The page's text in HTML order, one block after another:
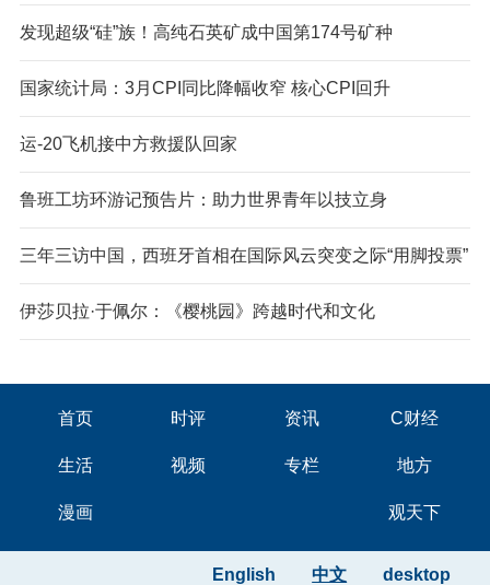
发现超级“硅”族！高纯石英矿成中国第174号矿种
国家统计局：3月CPI同比降幅收窄 核心CPI回升
运-20飞机接中方救援队回家
鲁班工坊环游记预告片：助力世界青年以技立身
三年三访中国，西班牙首相在国际风云突变之际“用脚投票”
伊莎贝拉·于佩尔：《樱桃园》跨越时代和文化
首页 时评 资讯 C财经
生活 视频 专栏 地方
漫画 观天下
desktop
中文
English